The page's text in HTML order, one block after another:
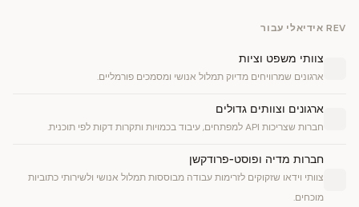
REV אידיאלי עבור
צוותי משפט וציות
ארגונים שמרוויחים מדיוק תמלול אנושי ומסמכים פורמליים.
ארגונים וצוותים גדולים
חברות שצריכות API למפתחים, עיבוד בכמויות ותקרות דקות לפי תוכנית.
חברות מדיה ופוסט‑פרודקשן
צוותי וידאו שזקוקים לזרימות עבודה מבוססות תמלול אנושי ולשירותי כתוביות
מוכחים.